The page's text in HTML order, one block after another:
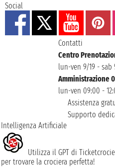
Social
Contatti
Centro
lun-ven 9/19 - sab
Amministrazione
lun-ven 09:00 -
Assistenza
Supporto
Intelligenza Artificiale
Utilizza il GPT di
per trovare la crociera perfetta!